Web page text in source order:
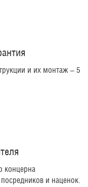
и их монтаж – 5
концерна
и наценок.